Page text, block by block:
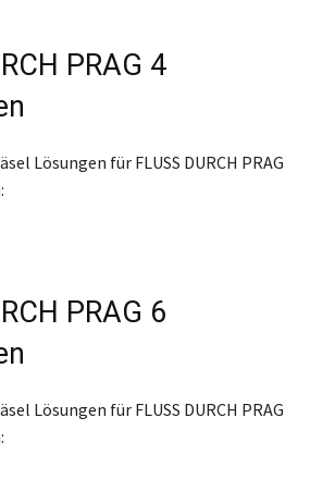
PRAG 4
Lösungen für FLUSS DURCH PRAG
PRAG 6
Lösungen für FLUSS DURCH PRAG